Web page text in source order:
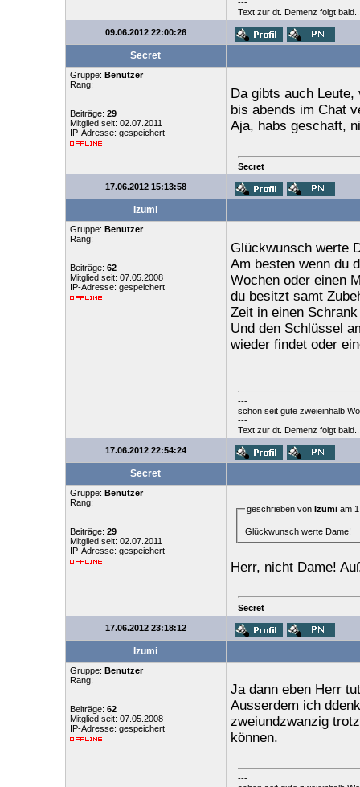
---
Text zur dt. Demenz folgt bald..
09.06.2012 22:00:26
Secret
Gruppe: Benutzer
Rang:
Beiträge: 29
Mitglied seit: 02.07.2011
IP-Adresse: gespeichert
Da gibts auch
bis abends im Chat
Aja, habs geschaft,
Secret
17.06.2012 15:13:58
Izumi
Gruppe: Benutzer
Rang:
Beiträge: 62
Mitglied seit: 07.05.2008
IP-Adresse: gespeichert
Glückwunsch werte
Am besten wenn du
Wochen oder einen
du besitzt samt
Zeit in einen
Und den Schlüssel
wieder findet oder
---
schon seit gute zweieinhalb
---
Text zur dt. Demenz folgt bald..
17.06.2012 22:54:24
Secret
Gruppe: Benutzer
Rang:
Beiträge: 29
Mitglied seit: 02.07.2011
IP-Adresse: gespeichert
geschrieben von Izumiam
Glückwunsch werte Dame!
Herr, nicht Dame!
Secret
17.06.2012 23:18:12
Izumi
Gruppe: Benutzer
Rang:
Beiträge: 62
Mitglied seit: 07.05.2008
IP-Adresse: gespeichert
Ja dann eben Herr
Ausserdem ich
zweiundzwanzig
können.
---